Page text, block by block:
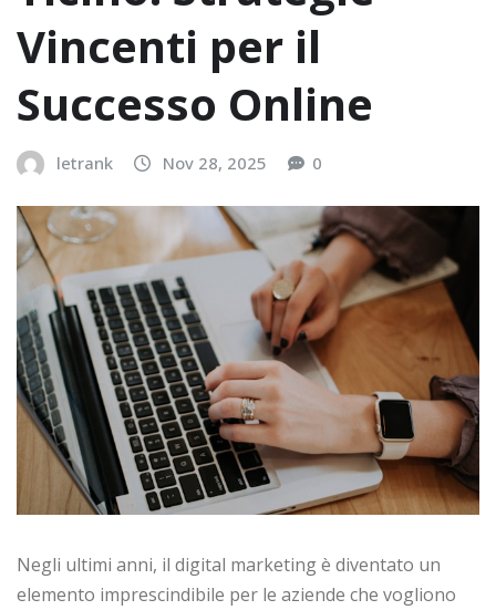
Vincenti per il
Successo Online
letrank Nov 28, 2025 0
Negli ultimi anni, il digital marketing è diventato un
elemento imprescindibile per le aziende che vogliono